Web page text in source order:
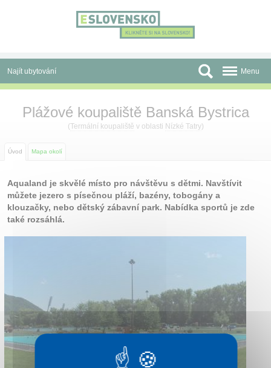
Najít ubytování
Slevy a Last Minute
Autobusové zájezdy
Před cestou
Atrakce
Menu
Plážové koupaliště Banská Bystrica
(Termální koupaliště v oblasti Nízké Tatry)
Úvod Mapa okolí
Aqualand je skvělé místo pro návštěvu s dětmi. Navštívit
můžete jezero s písečnou pláží, bazény, tobogány a
klouzačky, nebo dětský zábavní park. Nabídka sportů je zde
také rozsáhlá.